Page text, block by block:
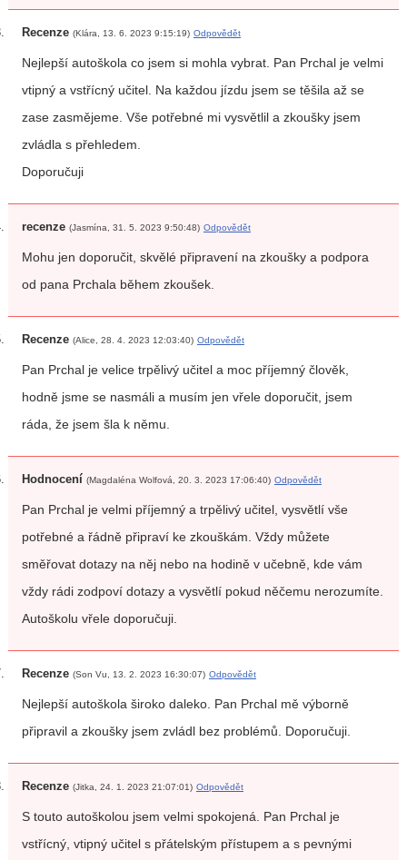
Recenze (Klára, 13. 6. 2023 9:15:19) Odpovědět
Nejlepší autoškola co jsem si mohla vybrat. Pan Prchal je velmi
vtipný a vstřícný učitel. Na každou jízdu jsem se těšila až se
zase zasmějeme. Vše potřebné mi vysvětlil a zkoušky jsem
zvládla s přehledem.
Doporučuji
recenze (Jasmína, 31. 5. 2023 9:50:48) Odpovědět
Mohu jen doporučit, skvělé připravení na zkoušky a podpora
od pana Prchala během zkoušek.
Recenze (Alice, 28. 4. 2023 12:03:40) Odpovědět
Pan Prchal je velice trpělivý učitel a moc příjemný člověk,
hodně jsme se nasmáli a musím jen vřele doporučit, jsem
ráda, že jsem šla k němu.
Hodnocení (Magdaléna Wolfová, 20. 3. 2023 17:06:40) Odpovědět
Pan Prchal je velmi příjemný a trpělivý učitel, vysvětlí vše
potřebné a řádně připraví ke zkouškám. Vždy můžete
směřovat dotazy na něj nebo na hodině v učebně, kde vám
vždy rádi zodpoví dotazy a vysvětlí pokud něčemu nerozumíte.
Autoškolu vřele doporučuji.
Recenze (Son Vu, 13. 2. 2023 16:30:07) Odpovědět
Nejlepší autoškola široko daleko. Pan Prchal mě výborně
připravil a zkoušky jsem zvládl bez problémů. Doporučuji.
Recenze (Jitka, 24. 1. 2023 21:07:01) Odpovědět
S touto autoškolou jsem velmi spokojená. Pan Prchal je
vstřícný, vtipný učitel s přátelským přístupem a s pevnými